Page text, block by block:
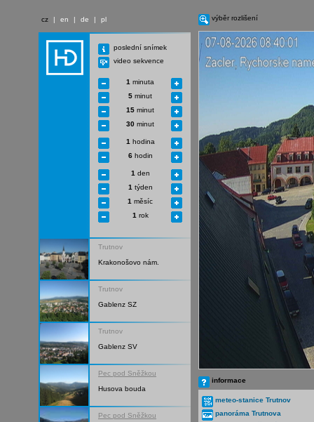
cz | en | de | pl
poslední snímek
video sekvence
1 minuta
5 minut
15 minut
30 minut
1 hodina
6hodin
1 den
1 týden
1 měsíc
1 rok
Trutnov
Krakonošovo nám.
Trutnov
Gablenz SZ
Trutnov
Gablenz SV
Pec pod Sněžkou
Husova bouda
Pec pod Sněžkou
výběr rozlišení
informace
meteo-stanice Trutnov
panoráma Trutnova